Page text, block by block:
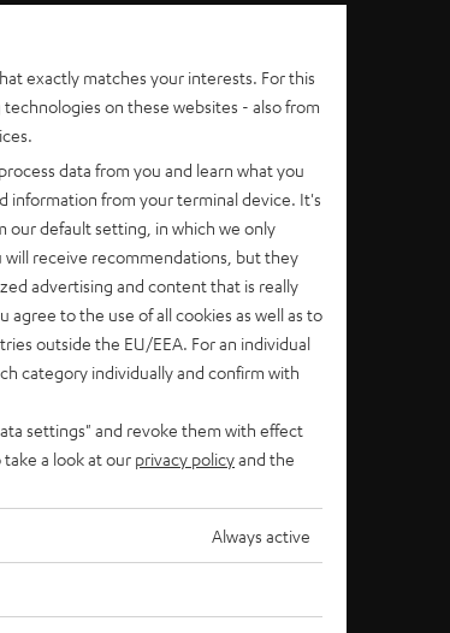
mit 3,5-mm-Mini-
das Kabel, der 3,5-mm-
zu den
verbinden. Viele moderne
exactly matches your interests. For this
on these websites - also from
data from you and learn what you
information from your terminal device. It's
our default setting, in which we only
will receive recommendations, but they
advertising and content that is really
agree to the use of all cookies as well as to
outside the EU/EEA. For an individual
category individually and confirm with
settings" and revoke them with effect
a look at our privacy policyand the
Always active